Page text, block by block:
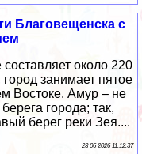
Благовещенска с
около 220
занимает пятое
Востоке. Амур – не
города; так,
берег реки Зея....
23 06 2026 11:12:37